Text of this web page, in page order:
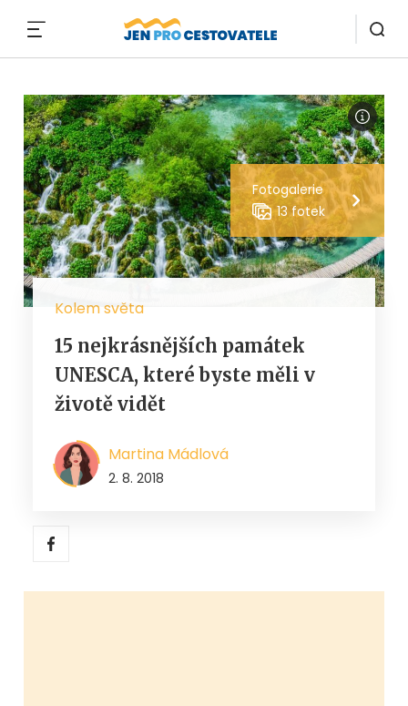
Fotogalerie
13 fotek
Kolem světa
15 nejkrásnějších památek
UNESCA, které byste měli v
životě vidět
Martina Mádlová
2. 8. 2018